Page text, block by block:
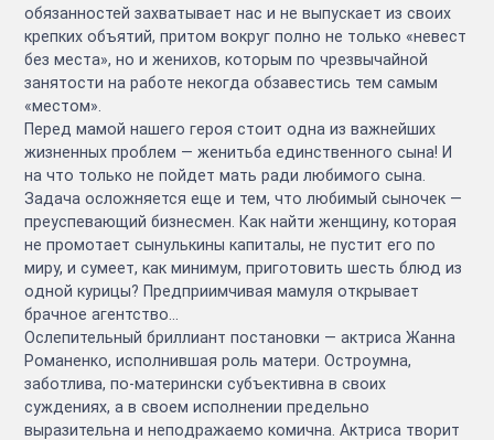
обязанностей захватывает нас и не выпускает из своих
крепких объятий, притом вокруг полно не только «невест
без места», но и женихов, которым по чрезвычайной
занятости на работе некогда обзавестись тем самым
«местом».
Перед мамой нашего героя стоит одна из важнейших
жизненных проблем — женитьба единственного сына! И
на что только не пойдет мать ради любимого сына.
Задача осложняется еще и тем, что любимый сыночек —
преуспевающий бизнесмен. Как найти женщину, которая
не промотает сынулькины капиталы, не пустит его по
миру, и сумеет, как минимум, приготовить шесть блюд из
одной курицы? Предприимчивая мамуля открывает
брачное агентство...
Ослепительный бриллиант постановки — актриса Жанна
Романенко, исполнившая роль матери. Остроумна,
заботлива, по-матерински субъективна в своих
суждениях, а в своем исполнении предельно
выразительна и неподражаемо комична. Актриса творит